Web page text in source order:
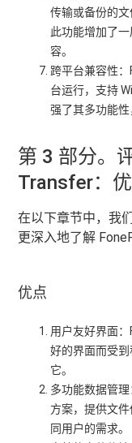
传输或备份的文
此功能增加了
容。
跨平台兼容性
台运行，支持
强了其多功能性
第 3 部分。
Transfer：
在以下章节中，我
更深入地了解
优点
用户友好界面
好的界面而受
它。
多功能数据管
方案，提供文
同用户的需求。